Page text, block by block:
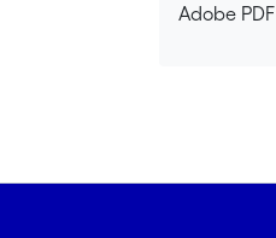
Adobe PDF